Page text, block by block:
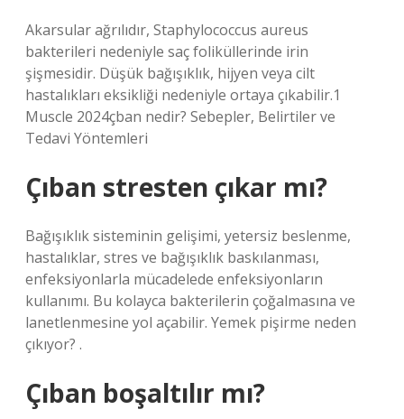
Akarsular ağrılıdır, Staphylococcus aureus
bakterileri nedeniyle saç foliküllerinde irin
şişmesidir. Düşük bağışıklık, hijyen veya cilt
hastalıkları eksikliği nedeniyle ortaya çıkabilir.1
Muscle 2024çban nedir? Sebepler, Belirtiler ve
Tedavi Yöntemleri
Çıban stresten çıkar mı?
Bağışıklık sisteminin gelişimi, yetersiz beslenme,
hastalıklar, stres ve bağışıklık baskılanması,
enfeksiyonlarla mücadelede enfeksiyonların
kullanımı. Bu kolayca bakterilerin çoğalmasına ve
lanetlenmesine yol açabilir. Yemek pişirme neden
çıkıyor? .
Çıban boşaltılır mı?